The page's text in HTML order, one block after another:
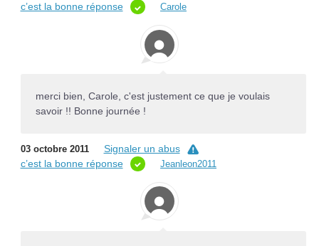
c’est la bonne réponse
Carole
merci bien, Carole, c'est justement ce que je voulais
savoir !! Bonne journée !
03 octobre 2011
Signaler un abus
c’est la bonne réponse
Jeanleon2011